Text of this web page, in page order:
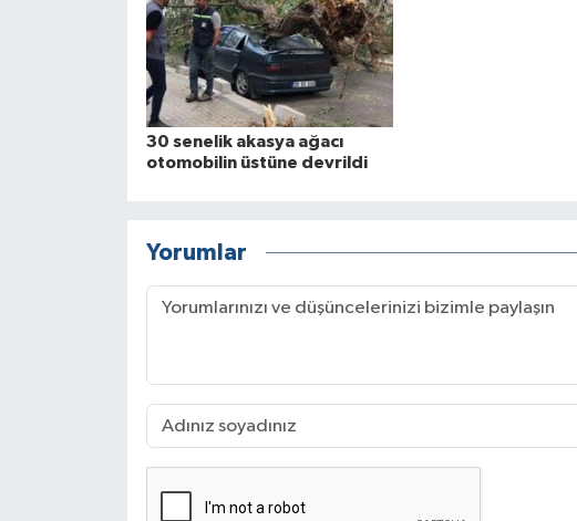
30 senelik akasya ağacı
otomobilin üstüne devrildi
Yorumlar